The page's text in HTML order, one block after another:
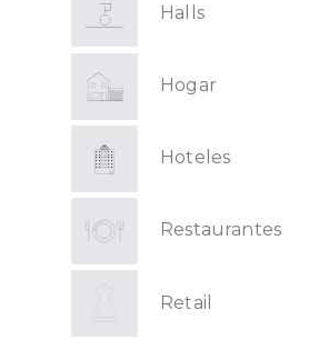
Halls
Hogar
Hoteles
Restaurantes
Retail